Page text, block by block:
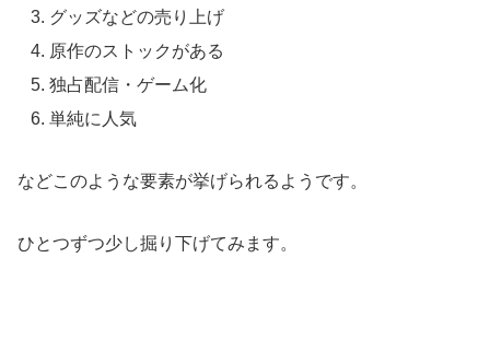
グッズなどの売り上げ
原作のストックがある
独占配信・ゲーム化
単純に人気
などこのような要素が挙げられるようです。
ひとつずつ少し掘り下げてみます。